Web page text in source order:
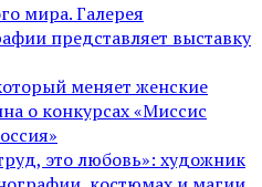
мира. Галерея
представляет выставку
меняет женские
о конкурсах «Миссис
это любовь»: художник